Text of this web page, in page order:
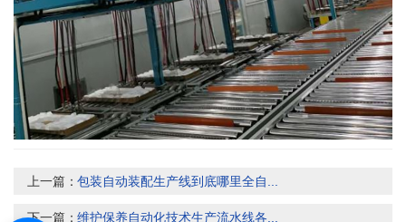
上一篇：包装自动装配生产线到底哪里全自...
下一篇：维护保养自动化技术生产流水线各...